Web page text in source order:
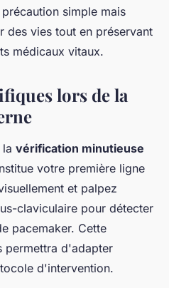
simple mais
des vies tout en préservant
médicaux vitaux.
lors de la
vérification minutieuse
votre première ligne
et palpez
claviculaire pour détecter
pacemaker. Cette
permettra d'adapter
d'intervention.